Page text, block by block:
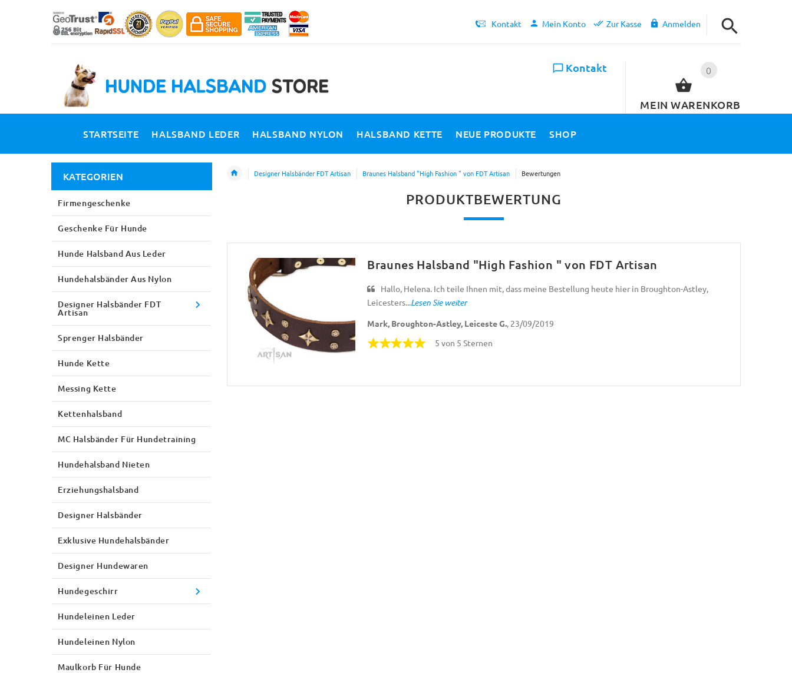
Kontakt Mein Konto Zur Kasse Anmelden
0
MEIN WARENKORB
Kontakt
STARTSEITE HALSBAND LEDER HALSBAND NYLON HALSBAND KETTE NEUE PRODUKTE SHOP
Designer Halsbänder FDT Artisan Braunes Halsband "High Fashion " von FDT Artisan Bewertungen
PRODUKTBEWERTUNG
Braunes Halsband "High Fashion " von FDT Artisan
Hallo, Helena. Ich teile Ihnen mit, dass meine Bestellung heute hier in Broughton-Astley,
Leicesters...Lesen Sie weiter
Mark, Broughton-Astley, Leiceste G., 23/09/2019
5 von 5 Sternen
KATEGORIEN
Firmengeschenke
Geschenke Für Hunde
Hunde Halsband Aus Leder
Hundehalsbänder Aus Nylon
Designer Halsbänder FDT
Artisan
Sprenger Halsbänder
Hunde Kette
Messing Kette
Kettenhalsband
MC Halsbänder Für Hundetraining
Hundehalsband Nieten
Erziehungshalsband
Designer Halsbänder
Exklusive Hundehalsbänder
Designer Hundewaren
Hundegeschirr
Hundeleinen Leder
Hundeleinen Nylon
Maulkorb Für Hunde